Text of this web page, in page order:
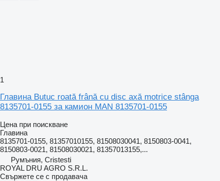
1
Главина Butuc roată frână cu disc axă motrice stânga
8135701-0155 за камион MAN 8135701-0155
Цена при поискване
Главина
8135701-0155, 81357010155, 81508030041, 8150803-0041,
8150803-0021, 81508030021, 81357013155,...
Румъния, Cristesti
ROYAL DRU AGRO S.R.L.
Свържете се с продавача